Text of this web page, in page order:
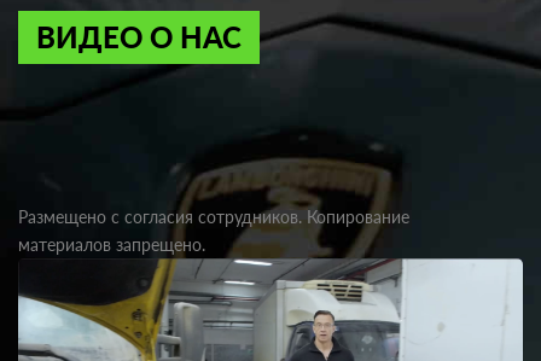
ВИДЕО О НАС
Размещено с согласия сотрудников. Копирование
материалов запрещено.